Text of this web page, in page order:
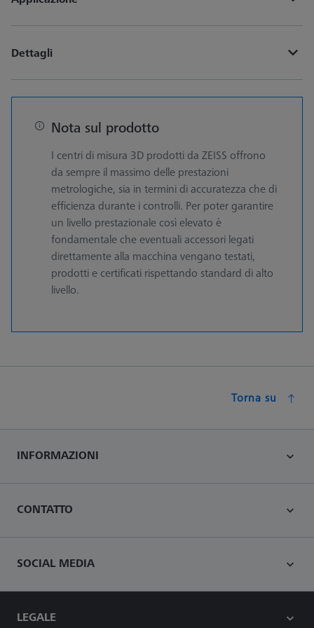
Dettagli
Nota sul prodotto
I centri di misura 3D prodotti da ZEISS offrono
da sempre il massimo delle prestazioni
metrologiche, sia in termini di accuratezza che di
efficienza durante i controlli. Per poter garantire
un livello prestazionale così elevato è
fondamentale che eventuali accessori legati
direttamente alla macchina vengano testati,
prodotti e certificati rispettando standard di alto
livello.
Torna su
INFORMAZIONI
CONTATTO
SOCIAL MEDIA
LEGALE